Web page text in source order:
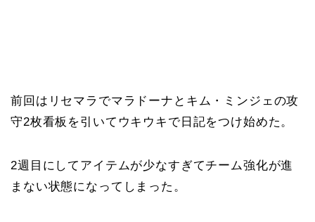
前回はリセマラでマラドーナとキム・ミンジェの攻
守2枚看板を引いてウキウキで日記をつけ始めた。
2週目にしてアイテムが少なすぎてチーム強化が進
まない状態になってしまった。